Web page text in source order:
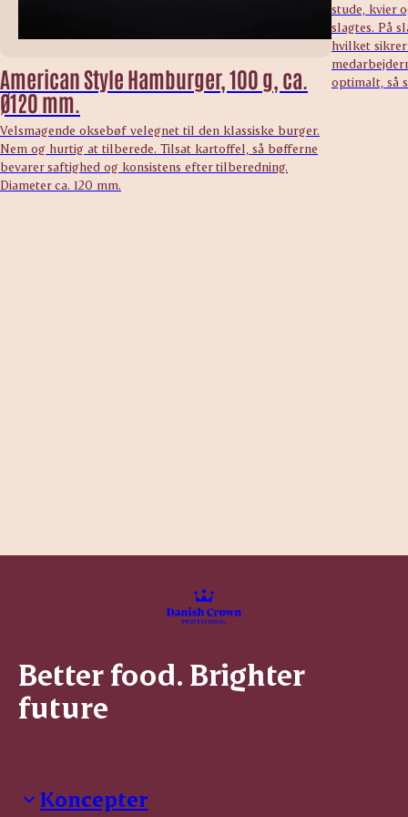
American Style Hamburger, 100 g, ca.
Ø120 mm.
Velsmagende oksebøf velegnet til den klassiske burger.
Nem og hurtig at tilberede. Tilsat kartoffel, så bøfferne
bevarer saftighed og konsistens efter tilberedning.
Diameter ca. 120 mm.
stude, kvier
slagtes. På
hvilket
optimalt, så
Better food. Brighter
future
Koncepter